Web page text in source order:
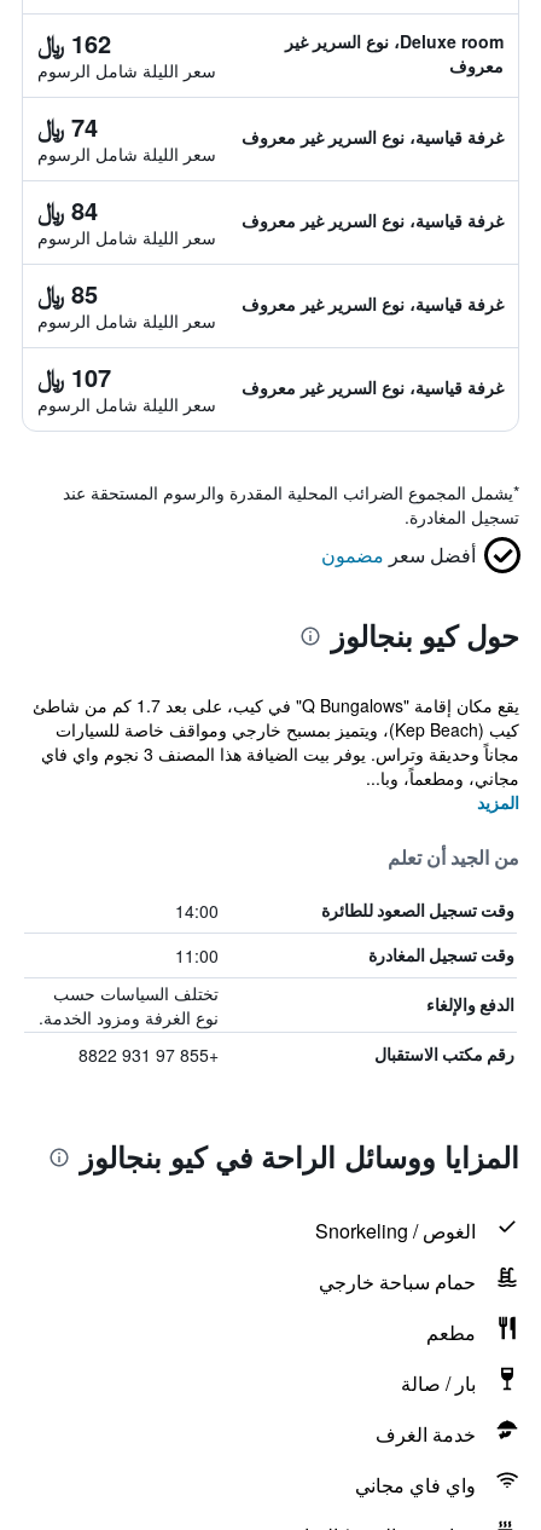
Deluxe room، نوع السرير غير
معروف
162 ﷼
سعر الليلة شامل الرسوم
غرفة قياسية، نوع السرير غير معروف 74 ﷼
سعر الليلة شامل الرسوم
غرفة قياسية، نوع السرير غير معروف 84 ﷼
سعر الليلة شامل الرسوم
غرفة قياسية، نوع السرير غير معروف 85 ﷼
سعر الليلة شامل الرسوم
غرفة قياسية، نوع السرير غير معروف 107 ﷼
سعر الليلة شامل الرسوم
*يشمل المجموع الضرائب المحلية المقدرة والرسوم المستحقة عند
تسجيل المغادرة.
أفضل سعر مضمون
حول كيو بنجالوز
يقع مكان إقامة "Q Bungalows" في كيب، على بعد 1.7 كم من شاطئ
كيب (Kep Beach)، ويتميز بمسبح خارجي ومواقف خاصة للسيارات
مجاناً وحديقة وتراس. يوفر بيت الضيافة هذا المصنف 3 نجوم واي فاي
مجاني، ومطعماً، وبا...
المزيد
من الجيد أن تعلم
وقت تسجيل الصعود للطائرة 14:00
وقت تسجيل المغادرة 11:00
الدفع والإلغاء
تختلف السياسات حسب
نوع الغرفة ومزود الخدمة.
رقم مكتب الاستقبال +855 97 931 8822
المزايا ووسائل الراحة في كيو بنجالوز
الغوص / Snorkeling
حمام سباحة خارجي
مطعم
بار / صالة
خدمة الغرف
واي فاي مجاني